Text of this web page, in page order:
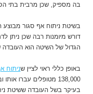
בה מספיק, שכן מרבית בתי
בשיטת ניתוח אף סגור מבוצע
דורש מיומנות רבה שכן ניתן
הגדול של השיטה הוא העובדה
באופן כללי ראוי לציין שניתוח
138,000 מטופלים עברו
בעיקר בשל העובדה ששיטת